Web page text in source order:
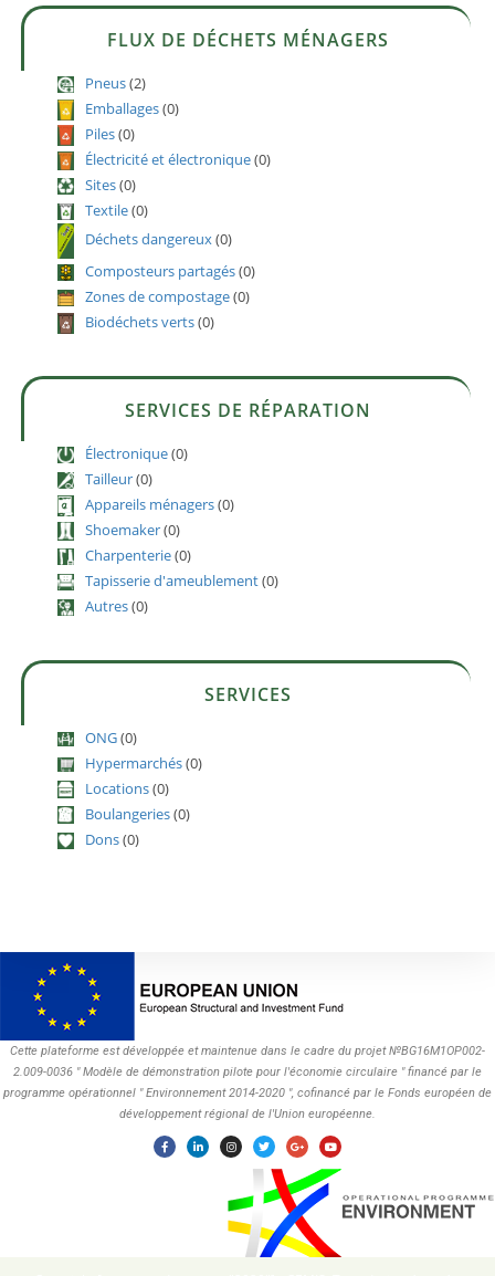
FLUX DE DÉCHETS MÉNAGERS
Pneus(2)
Emballages(0)
Piles(0)
Électricité et électronique(0)
Sites(0)
Textile(0)
Déchets dangereux(0)
Composteurs partagés(0)
Zones de compostage(0)
Biodéchets verts(0)
SERVICES DE RÉPARATION
Électronique(0)
Tailleur(0)
Appareils ménagers(0)
Shoemaker(0)
Charpenterie(0)
Tapisserie d'ameublement(0)
Autres(0)
SERVICES
ONG(0)
Hypermarchés(0)
Locations(0)
Boulangeries(0)
Dons(0)
Cette plateforme est développée et maintenue dans le cadre du projet №BG16M1OP002-
2.009-0036 " Modèle de démonstration pilote pour l'économie circulaire " financé par le
programme opérationnel " Environnement 2014-2020 ", cofinancé par le Fonds européen de
développement régional de l'Union européenne.